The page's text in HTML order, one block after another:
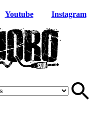
Youtube Instagram